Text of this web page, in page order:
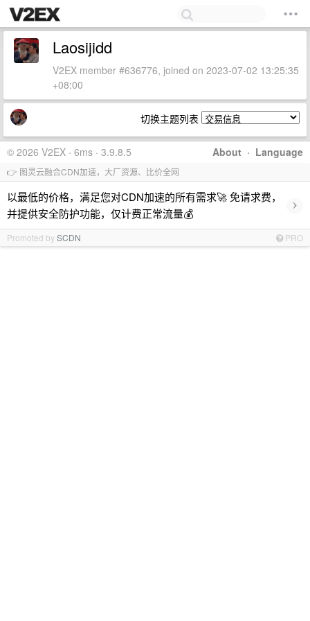
Laosijidd
V2EX member #636776, joined on 2023-07-02 13:25:35
+08:00
切换主题列表
About · Language
© 2026 V2EX · 6ms · 3.9.8.5
👉 图灵云融合CDN加速，大厂资源、比价全网
以最低的价格，满足您对CDN加速的所有需求🚀 免请求费，
并提供安全防护功能，仅计费正常流量💰
›
Promoted bySCDN PRO